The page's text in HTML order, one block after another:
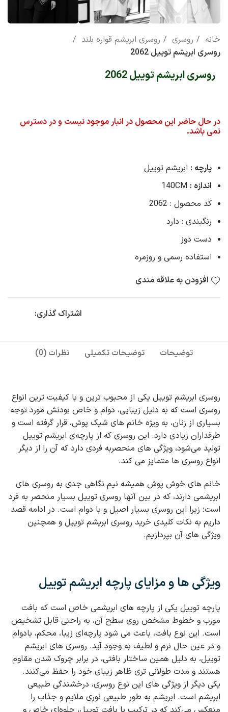
خانه روسری
روسری ابریشم قواره بلند
روسری ابریشم توییل 2062
روسری ابریشم توییل 2062
در حال حاضر این محصول در انبار موجود نیست و در دسترس
نمی باشد.
پارچه : ابریشم توییل
اندازه :
کد محصول : 2062
رنگبندی : دارد
دست دوز
استفاده رسمی و روزمره
افزودن به علاقه مندی
اشتراک گذاری:
توضیحات توضیحات تکمیلی نظرات (0)
روسری ابریشم توییل یکی از محبوب‌ ترین و با کیفیت‌ ترین انواع
روسری است که به دلیل زیبایی، دوام و خاص بودنش مورد توجه
بسیاری از زنان، به‌ ویژه خانم‌ های شیک‌ پوش، قرار گرفته است و
طرفداران زیادی دارد. این روسری که از پارچه‌ی ابریشم توییل
تولید می‌شود، ویژگی‌ های منحصربه‌ فردی دارد که آن را از دیگر
انواع روسری‌ ها متمایز می‌ کند.
خانم های خوش پوش همیشه نیم نگاهی جدی به روسری های
ابریشمی دارند، که در بین آنها روسری توییل بسیار منحصر به فرد
است؛ زیرا این روسری بسیار اصیل و با دوام است. در ادامه قصد
داریم به نکات کلیدی خرید روسری ابریشم توییل و همچنین
ویژگی های آن بپردازیم.
ویژگی ها و مزایای پارچه ابریشم توییل
پارچه توییل یکی از پارچه های ابریشمی خاص است که بافت
مورب و خطوط مشخص روی سطح آن، به‌ راحتی قابل تشخیص
است. این نوع بافت، باعث می‌ شود پارچه‌ای زیبا، محکم، بادوام
و در عین حال نرم و لطیف به وجود آید. روسری‌ های ابریشم
توییل، به دلیل همین ساختار بافتی، در برابر چروک شدن مقاوم
هستند و مدت طولانی‌ تری ظاهر زیبای خود را حفظ می‌کنند.
یکی دیگر از ویژگی‌ های این نوع روسری، درخشندگی طبیعی
ابریشم است. ابریشم به‌ طور طبیعی نوری ملایم و جذاب را